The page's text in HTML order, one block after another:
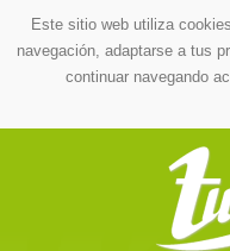
Este sitio web utiliza
navegación, adaptarse a tus
continuar navegando